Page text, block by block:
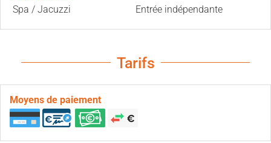
Spa / Jacuzzi
Entrée indépendante
Tarifs
Moyens de paiement